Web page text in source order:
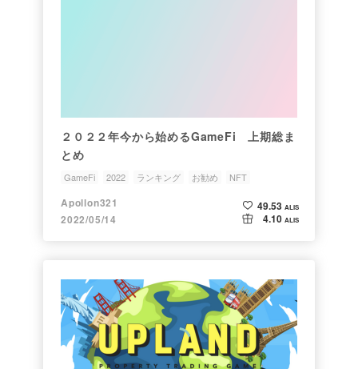
２０２２年今から始めるGameFi 上期総ま
とめ
GameFi 2022 ランキング お勧め NFT
Apollon321
2022/05/14
49.53 ALIS
4.10 ALIS